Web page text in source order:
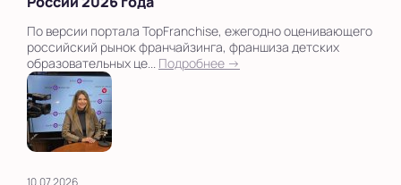
По версии портала TopFranchise, ежегодно оценивающего
российский рынок франчайзинга, франшиза детских
образовательных це... Подробнее →
10.07.2026